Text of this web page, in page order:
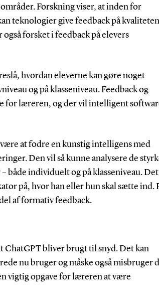
Forskning viser, at inden for
teknologier give feedback på
forsket i feedback på elevers
hvordan eleverne kan gøre noget
og på klasseniveau. Feedback og
for læreren, og der vil intelligent
at fodre en kunstig intelligens med
Den vil så kunne analysere de
både individuelt og på klasseniveau. Det
på, hvor han eller hun skal sætte ind.
af formativ feedback.
ChatGPT bliver brugt til snyd. Det kan
nu bruger og måske også misbruger
vigtig opgave for læreren at være